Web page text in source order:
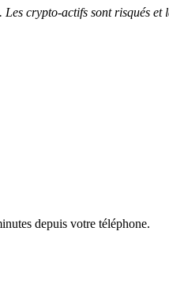
crypto-actifs sont risqués
depuis votre téléphone.